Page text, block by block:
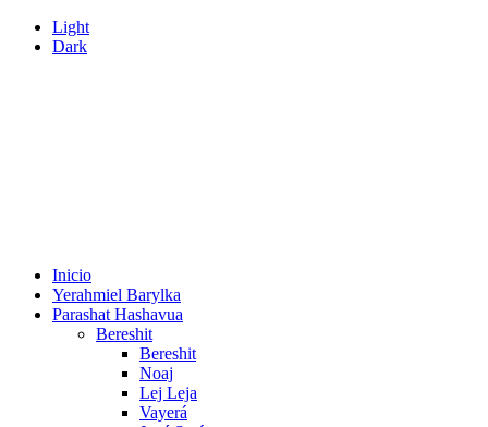
Light
Dark
Inicio
Yerahmiel Barylka
Parashat Hashavua
Bereshit
Bereshit
Noaj
Lej Leja
Vayerá